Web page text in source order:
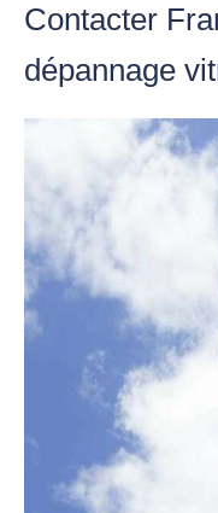
Contacter
dépannage